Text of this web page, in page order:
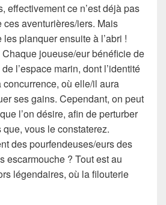
effectivement ce n’est déjà pas
aventurières/iers. Mais
les planquer ensuite à l’abri !
joueuse/eur bénéficie de
l’espace marin, dont l’identité
concurrence, où elle/il aura
ses gains. Cependant, on peut
l’on désire, afin de perturber
vous le constaterez.
des pourfendeuses/eurs des
escarmouche ? Tout est au
légendaires, où la filouterie